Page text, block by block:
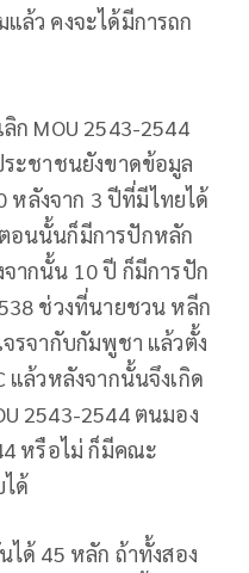
ล้ว คงจะได้มีการถก
ก MOU 2543-2544
ะชาชนยังขาดข้อมูล
หลังจาก 3 ปีที่มีไทยได้
อนนั้นก็มีการปักหลัก
ากนั้น 10 ปี ก็มีการปัก
ช่วงที่นายชวน หลีก
รจากับกัมพูชา แล้วตั้ง
แล้วหลังจากนั้นจึงเกิด
2543-2544 ตนมอง
หรือไม่ ก็มีคณะ
ด้
ด้ 45 หลัก ถ้าทั้งสอง